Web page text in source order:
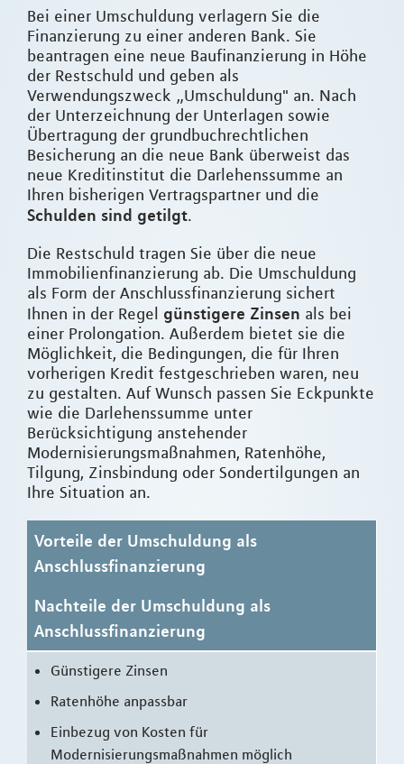
Bei einer Umschuldung verlagern Sie die
Finanzierung zu einer anderen Bank. Sie
beantragen eine neue Baufinanzierung in Höhe
der Restschuld und geben als
Verwendungszweck „Umschuldung" an. Nach
der Unterzeichnung der Unterlagen sowie
Übertragung der grundbuchrechtlichen
Besicherung an die neue Bank überweist das
neue Kreditinstitut die Darlehenssumme an
Ihren bisherigen Vertragspartner und die
Schulden sind getilgt.
Die Restschuld tragen Sie über die neue
Immobilienfinanzierung ab. Die Umschuldung
als Form der Anschlussfinanzierung sichert
Ihnen in der Regel günstigere Zinsen als bei
einer Prolongation. Außerdem bietet sie die
Möglichkeit, die Bedingungen, die für Ihren
vorherigen Kredit festgeschrieben waren, neu
zu gestalten. Auf Wunsch passen Sie Eckpunkte
wie die Darlehenssumme unter
Berücksichtigung anstehender
Modernisierungsmaßnahmen, Ratenhöhe,
Tilgung, Zinsbindung oder Sondertilgungen an
Ihre Situation an.
Vorteile der Umschuldung als
Anschlussfinanzierung
Nachteile der Umschuldung als
Anschlussfinanzierung
Günstigere Zinsen
Ratenhöhe anpassbar
Einbezug von Kosten für
Modernisierungsmaßnahmen möglich